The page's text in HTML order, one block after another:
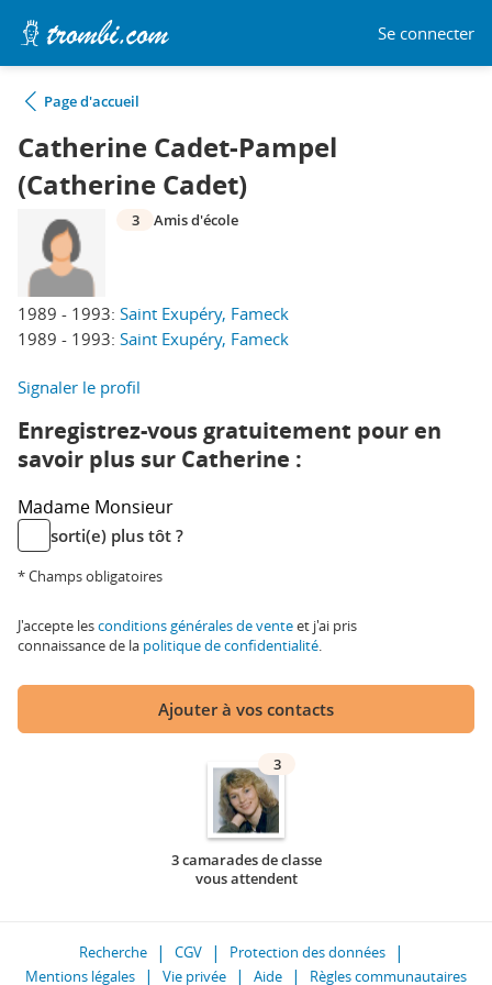
Se connecter
Page d'accueil
Catherine Cadet-Pampel
(Catherine Cadet)
1989 - 1993: Saint Exupéry, Fameck
1989 - 1993: Saint Exupéry, Fameck
3 Amis d'école
Signaler le profil
Enregistrez-vous gratuitement pour en
savoir plus sur Catherine :
Madame Monsieur
sorti(e) plus tôt ?
* Champs obligatoires
J'accepte lesconditions générales de venteet j'ai pris
connaissance de la politique de confidentialité.
Ajouter à vos contacts
3
3 camarades de classe
vous attendent
Recherche CGV
Protection des données
Mentions légales
Vie privée Aide Règles communautaires